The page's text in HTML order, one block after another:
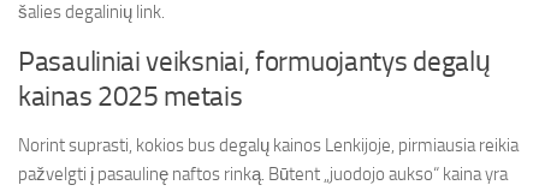
šalies degalinių link.
Pasauliniai veiksniai, formuojantys degalų
kainas 2025 metais
Norint suprasti, kokios bus degalų kainos Lenkijoje, pirmiausia reikia
pažvelgti į pasaulinę naftos rinką. Būtent „juodojo aukso“ kaina yra